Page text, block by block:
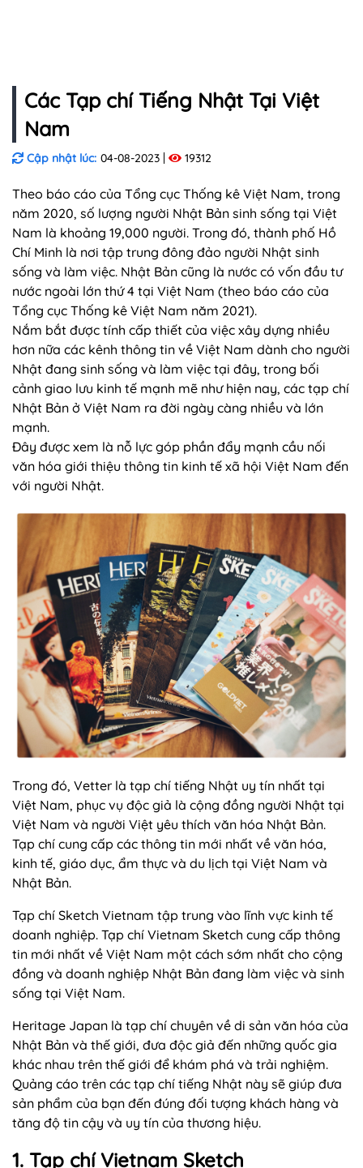
Các Tạp chí Tiếng Nhật Tại Việt
Nam
Cập nhật lúc: 04-08-2023 19312
Theo báo cáo của Tổng cục Thống kê Việt Nam, trong
năm 2020, số lượng người Nhật Bản sinh sống tại Việt
Nam là khoảng 19,000 người. Trong đó, thành phố Hồ
Chí Minh là nơi tập trung đông đảo người Nhật sinh
sống và làm việc. Nhật Bản cũng là nước có vốn đầu tư
nước ngoài lớn thứ 4 tại Việt Nam (theo báo cáo của
Tổng cục Thống kê Việt Nam năm 2021).
Nắm bắt được tính cấp thiết của việc xây dựng nhiều
hơn nữa các kênh thông tin về Việt Nam dành cho người
Nhật đang sinh sống và làm việc tại đây, trong bối
cảnh giao lưu kinh tế mạnh mẽ như hiện nay, các tạp chí
Nhật Bản ở Việt Nam ra đời ngày càng nhiều và lớn
mạnh.
Đây được xem là nỗ lực góp phần đẩy mạnh cầu nối
văn hóa giới thiệu thông tin kinh tế xã hội Việt Nam đến
với người Nhật.
Trong đó, Vetter là tạp chí tiếng Nhật uy tín nhất tại
Việt Nam, phục vụ độc giả là cộng đồng người Nhật tại
Việt Nam và người Việt yêu thích văn hóa Nhật Bản.
Tạp chí cung cấp các thông tin mới nhất về văn hóa,
kinh tế, giáo dục, ẩm thực và du lịch tại Việt Nam và
Nhật Bản.
Tạp chí Sketch Vietnam tập trung vào lĩnh vực kinh tế
doanh nghiệp. Tạp chí Vietnam Sketch cung cấp thông
tin mới nhất về Việt Nam một cách sớm nhất cho cộng
đồng và doanh nghiệp Nhật Bản đang làm việc và sinh
sống tại Việt Nam.
Heritage Japan là tạp chí chuyên về di sản văn hóa của
Nhật Bản và thế giới, đưa độc giả đến những quốc gia
khác nhau trên thế giới để khám phá và trải nghiệm.
Quảng cáo trên các tạp chí tiếng Nhật này sẽ giúp đưa
sản phẩm của bạn đến đúng đối tượng khách hàng và
tăng độ tin cậy và uy tín của thương hiệu.
1. Tạp chí Vietnam Sketch